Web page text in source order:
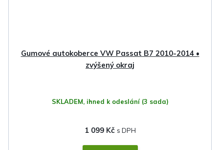
Gumové autokoberce VW Passat B7 2010-2014 •
zvýšený okraj
SKLADEM, ihned k odeslání (3 sada)
1 099 Kč